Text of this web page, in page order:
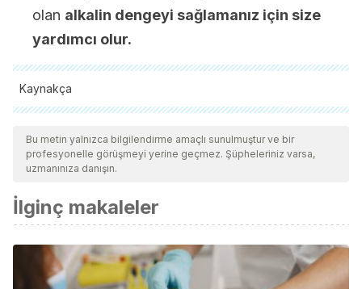
olan alkalin dengeyi sağlamanız için size
yardımcı olur.
Kaynakça
Tüm alıntı yapılan kaynaklar, kalitelerini, güvenilirliklerini,
güncelliklerini ve geçerliliklerini sağlamak için ekibimiz
tarafından derinlemesine incelendi. Bu makalenin bibliyografisi
kabul edildi.
Pravasi, S. D. (2014). Acetic Acid. In Encyclopedia of
Toxicology: Third Edition.https://doi.org/10.1016/B978-0-
12-386454-3.00216-5
Bu metin yalnızca bilgilendirme amaçlı sunulmuştur ve bir
profesyonelle görüşmeyi yerine geçmez. Şüpheleriniz varsa,
uzmanınıza danışın.
İlginç makaleler